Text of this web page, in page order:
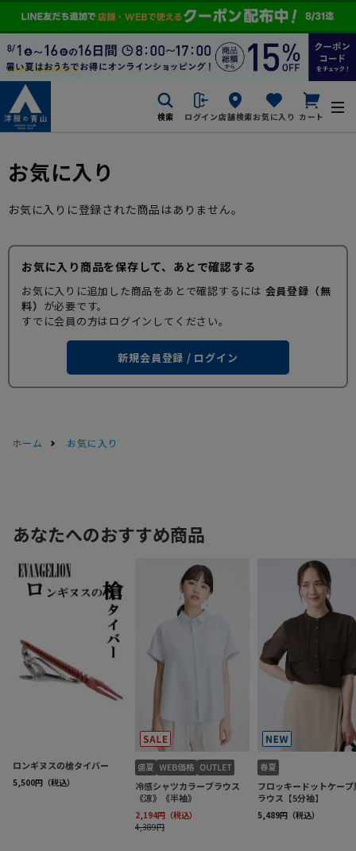
検索 ログイン店舗検索お気に入り カート
お気に入り
お気に入りに登録された商品はありません。
お気に入り商品を保存して、あとで確認する
お気に入りに追加した商品をあとで確認するには 会員登録（無
料） が必要です。
すでに会員の方はログインしてください。
新規会員登録 / ログイン
ホーム お気に入り